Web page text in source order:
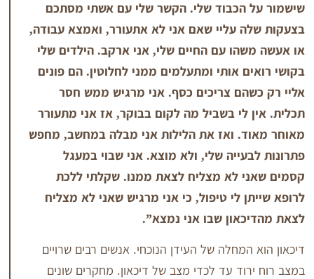
שלי. הקשר שלי עם אשתי מסתכם
עליי שאם אני לא אתעורר, ואמצא עבודה,
עם החיים שלי, אני ארקב. הילדים שלי
אותי ומתעלמים ממני לחלוטין. הם פונים
צריכים כסף. אני מרגיש ממש חסר
בשביל מה לקום בבוקר, אז אני מתעורר
ואז את הלילות אני מבלה במחשב, מחפש
שלי, ולא מוצא. אני שבוי במעגל
לא מצליח לצאת ממנו. שקלתי ללכת
לי טיפול, כי אני מרגיש שאני לא מצליח
שבו אני נמצא”.
של העידן הנוכחי. אנשים רבים שרויים
עד לכדי מצב של דיכאון. מחקרים שונים